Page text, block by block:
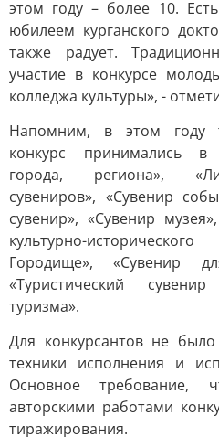
этом году – более 10.
юбилеем курганского
также радует.
участие в конкурсе
колледжа культуры», -
Напомним, в этом году
конкурс принимались в
города, региона»,
сувениров», «Сувенир
сувенир», «Сувенир
культурно-
Городище», «Сувенир
«Туристический
туризма».
Для конкурсантов не
техники исполнения и
Основное требование,
авторскими работами
тиражирования.